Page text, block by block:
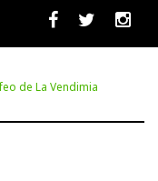
FacebookTwitter
de La Vendimia